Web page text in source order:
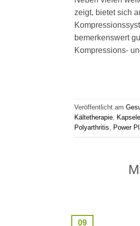
zeigt, bietet sich
bemerkenswert
Kompressions-
Veröffentlicht am
Kältetherapie,
Polyarthritis, Power
09